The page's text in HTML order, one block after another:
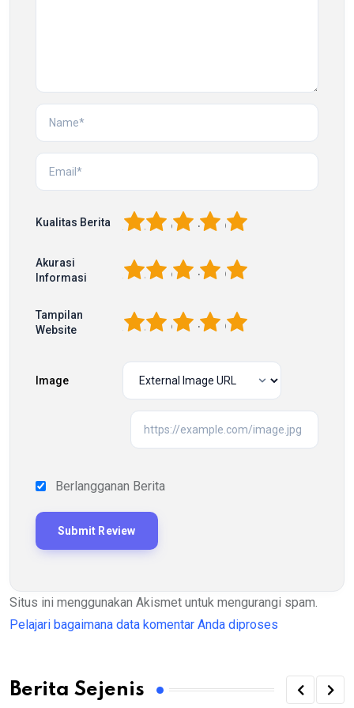
Kualitas Berita 5
4
3
2
Akurasi
Informasi
5
4
3
2
Tampilan
Website
5
4
3
2
Image
Berlangganan Berita
Situs ini menggunakan Akismet untuk mengurangi spam.
Pelajari bagaimana data komentar Anda diproses
Berita Sejenis